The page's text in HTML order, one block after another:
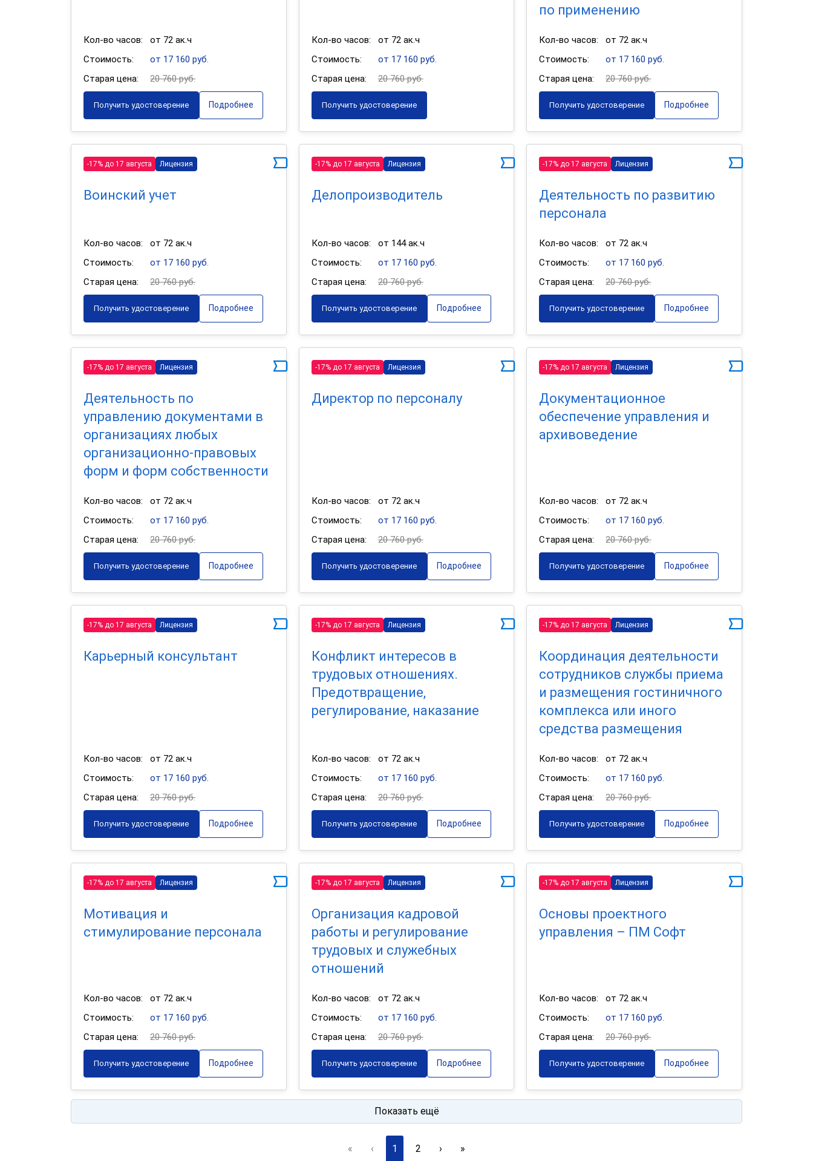
Кол-во часов:
от 72 ак.ч
Стоимость:
от 17 160 руб.
Старая цена:
20 760 руб.
Получить удостоверение Подробнее
Кол-во часов:
от 72 ак.ч
Стоимость:
от 17 160 руб.
Старая цена:
20 760 руб.
Получить удостоверение
по применению
Кол-во часов:
от 72 ак.ч
Стоимость:
от 17 160 руб.
Старая цена:
20 760 руб.
Получить удостоверение Подробнее
-17% до 17 августа Лицензия
Воинский учет
Кол-во часов:
от 72 ак.ч
Стоимость:
от 17 160 руб.
Старая цена:
20 760 руб.
Получить удостоверение Подробнее
-17% до 17 августа Лицензия
Делопроизводитель
Кол-во часов:
от 144 ак.ч
Стоимость:
от 17 160 руб.
Старая цена:
20 760 руб.
Получить удостоверение Подробнее
-17% до 17 августа Лицензия
Деятельность по развитию
персонала
Кол-во часов:
от 72 ак.ч
Стоимость:
от 17 160 руб.
Старая цена:
20 760 руб.
Получить удостоверение Подробнее
-17% до 17 августа Лицензия
Деятельность по
управлению документами в
организациях любых
организационно-правовых
форм и форм собственности
Кол-во часов:
от 72 ак.ч
Стоимость:
от 17 160 руб.
Старая цена:
20 760 руб.
Получить удостоверение Подробнее
-17% до 17 августа Лицензия
Директор по персоналу
Кол-во часов:
от 72 ак.ч
Стоимость:
от 17 160 руб.
Старая цена:
20 760 руб.
Получить удостоверение Подробнее
-17% до 17 августа Лицензия
Документационное
обеспечение управления и
архивоведение
Кол-во часов:
от 72 ак.ч
Стоимость:
от 17 160 руб.
Старая цена:
20 760 руб.
Получить удостоверение Подробнее
-17% до 17 августа Лицензия
Карьерный консультант
Кол-во часов:
от 72 ак.ч
Стоимость:
от 17 160 руб.
Старая цена:
20 760 руб.
Получить удостоверение Подробнее
-17% до 17 августа Лицензия
Конфликт интересов в
трудовых отношениях.
Предотвращение,
регулирование, наказание
Кол-во часов:
от 72 ак.ч
Стоимость:
от 17 160 руб.
Старая цена:
20 760 руб.
Получить удостоверение Подробнее
-17% до 17 августа Лицензия
Координация деятельности
сотрудников службы приема
и размещения гостиничного
комплекса или иного
средства размещения
Кол-во часов:
от 72 ак.ч
Стоимость:
от 17 160 руб.
Старая цена:
20 760 руб.
Получить удостоверение Подробнее
-17% до 17 августа Лицензия
Мотивация и
стимулирование персонала
Кол-во часов:
от 72 ак.ч
Стоимость:
от 17 160 руб.
Старая цена:
20 760 руб.
Получить удостоверение Подробнее
-17% до 17 августа Лицензия
Организация кадровой
работы и регулирование
трудовых и служебных
отношений
Кол-во часов:
от 72 ак.ч
Стоимость:
от 17 160 руб.
Старая цена:
20 760 руб.
Получить удостоверение Подробнее
-17% до 17 августа Лицензия
Основы проектного
управления – ПМ Софт
Кол-во часов:
от 72 ак.ч
Стоимость:
от 17 160 руб.
Старая цена:
20 760 руб.
Получить удостоверение Подробнее
Показать ещё
« ‹ 1 2 › »